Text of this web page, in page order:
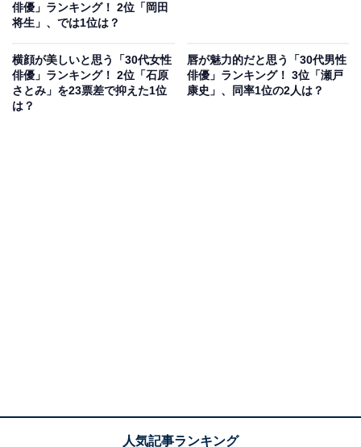
アンケート回答では、「綺麗なイメージがあるから」
（30代女性／京都府）、「バラエティ番組で食事の際に
すごくキレイだなと思ったから」（20代女性／福岡
県）、「指の長さがすらりとしており、とても整ってい
るからです」（20代女性／大阪府）、「透明感があって
俳優」ランキング！ 2位「岡田
将生」、では1位は？
横顔が美しいと思う「30代女性
俳優」ランキング！ 2位「石原
さとみ」を23票差で抑えた1位
は？
唇が魅力的だと思う「30代男性
俳優」ランキング！ 3位「瀬戸
康史」、同率1位の2人は？